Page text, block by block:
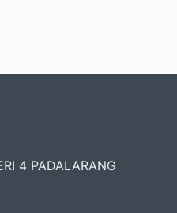
4 PADALARANG